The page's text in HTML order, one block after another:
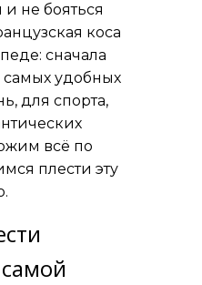
и не бояться
коса
сначала
удобных
для спорта,
всё по
плести эту